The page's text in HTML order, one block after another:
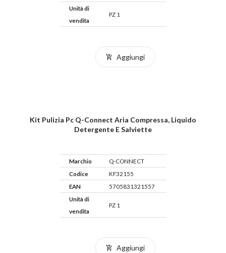
Unità di
vendita
PZ 1
Aggiungi
Kit Pulizia Pc Q-Connect Aria Compressa, Liquido
Detergente E Salviette
Marchio
Q-CONNECT
Codice
KF32155
EAN
5705831321557
Unità di
vendita
PZ 1
Aggiungi